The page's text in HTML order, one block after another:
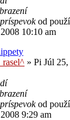
od
10:10 am
_rasel^ » Pi Júl
od
9:29 am